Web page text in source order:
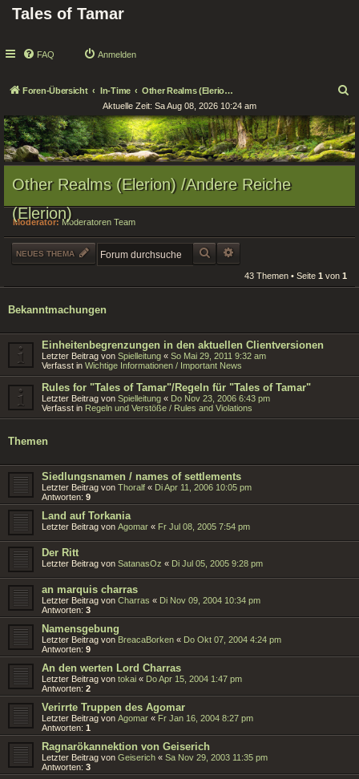
Tales of Tamar
FAQ Anmelden
Foren-Übersicht In-Time Other Realms (Elerion) /Andere Reiche (Elerion)
c
h
e
Aktuelle Zeit: Sa Aug 08, 2026 10:24 am
Other Realms (Elerion) /Andere Reiche
(Elerion)
Moderator: Moderatoren Team
NEUES THEMA SUCHE
43 Themen • Seite 1 von 1
Bekanntmachungen
Einheitenbegrenzungen in den aktuellen Clientversionen
Letzter Beitrag von Spielleitung « So Mai 29, 2011 9:32 am
Verfasst in Wichtige Informationen / Important News
Rules for "Tales of Tamar"/Regeln für "Tales of Tamar"
Letzter Beitrag von Spielleitung « Do Nov 23, 2006 6:43 pm
Verfasst in Regeln und Verstöße / Rules and Violations
Themen
Siedlungsnamen / names of settlements
Letzter Beitrag von Thoralf « Di Apr 11, 2006 10:05 pm
Antworten: 9
Land auf Torkania
Letzter Beitrag von Agomar « Fr Jul 08, 2005 7:54 pm
Der Ritt
Letzter Beitrag von SatanasOz « Di Jul 05, 2005 9:28 pm
an marquis charras
Letzter Beitrag von Charras « Di Nov 09, 2004 10:34 pm
Antworten: 3
Namensgebung
Letzter Beitrag von BreacaBorken « Do Okt 07, 2004 4:24 pm
Antworten: 9
An den werten Lord Charras
Letzter Beitrag von tokai « Do Apr 15, 2004 1:47 pm
Antworten: 2
Verirrte Truppen des Agomar
Letzter Beitrag von Agomar « Fr Jan 16, 2004 8:27 pm
Antworten: 1
Ragnarökannektion von Geiserich
Letzter Beitrag von Geiserich « Sa Nov 29, 2003 11:35 pm
Antworten: 3